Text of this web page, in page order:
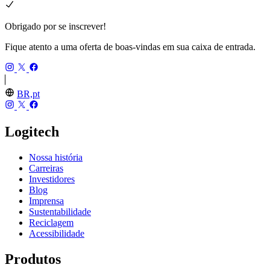
Obrigado por se inscrever!
Fique atento a uma oferta de boas-vindas em sua caixa de entrada.
BR,pt
Logitech
Nossa história
Carreiras
Investidores
Blog
Imprensa
Sustentabilidade
Reciclagem
Acessibilidade
Produtos